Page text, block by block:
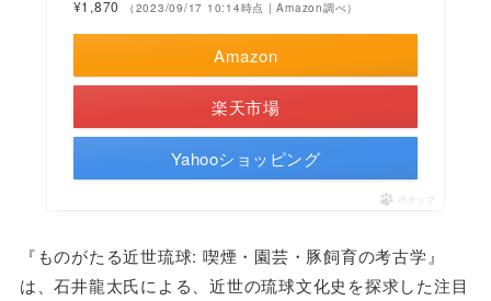
¥1,870 （2023/09/17 10:14時点 | Amazon調べ）
Amazon
楽天市場
Yahooショッピング
ポチップ
『ものがたる近世琉球: 喫煙・園芸・豚飼育の考古学』
は、石井龍太氏による、近世の琉球文化史を探求した注目